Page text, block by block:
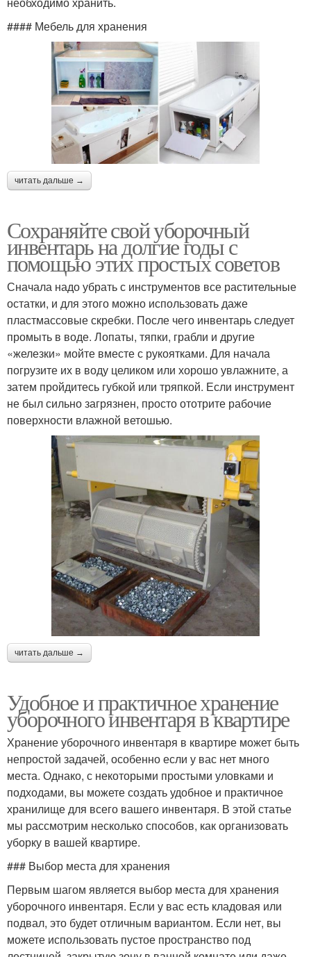
#### Мебель для хранения
читать дальше →
Сохраняйте свой уборочный
инвентарь на долгие годы с
помощью этих простых советов
Сначала надо убрать с инструментов все растительные
остатки, и для этого можно использовать даже
пластмассовые скребки. После чего инвентарь следует
промыть в воде. Лопаты, тяпки, грабли и другие
«железки» мойте вместе с рукоятками. Для начала
погрузите их в воду целиком или хорошо увлажните, а
затем пройдитесь губкой или тряпкой. Если инструмент
не был сильно загрязнен, просто ототрите рабочие
поверхности влажной ветошью.
читать дальше →
Удобное и практичное хранение
уборочного инвентаря в квартире
Хранение уборочного инвентаря в квартире может быть
непростой задачей, особенно если у вас нет много
места. Однако, с некоторыми простыми уловками и
подходами, вы можете создать удобное и практичное
хранилище для всего вашего инвентаря. В этой статье
мы рассмотрим несколько способов, как организовать
уборку в вашей квартире.
### Выбор места для хранения
Первым шагом является выбор места для хранения
уборочного инвентаря. Если у вас есть кладовая или
подвал, это будет отличным вариантом. Если нет, вы
можете использовать пустое пространство под